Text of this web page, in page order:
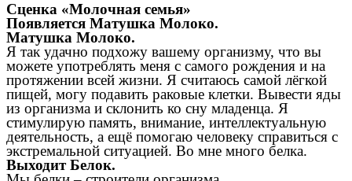
Сценка «Молочная семья»
Появляется Матушка Молоко.
Матушка Молоко.
Я так удачно подхожу вашему организму, что вы
можете употреблять меня с самого рождения и на
протяжении всей жизни. Я считаюсь самой лёгкой
пищей, могу подавить раковые клетки. Вывести яды
из организма и склонить ко сну младенца. Я
стимулирую память, внимание, интеллектуальную
деятельность, а ещё помогаю человеку справиться с
экстремальной ситуацией. Во мне много белка.
Выходит Белок.